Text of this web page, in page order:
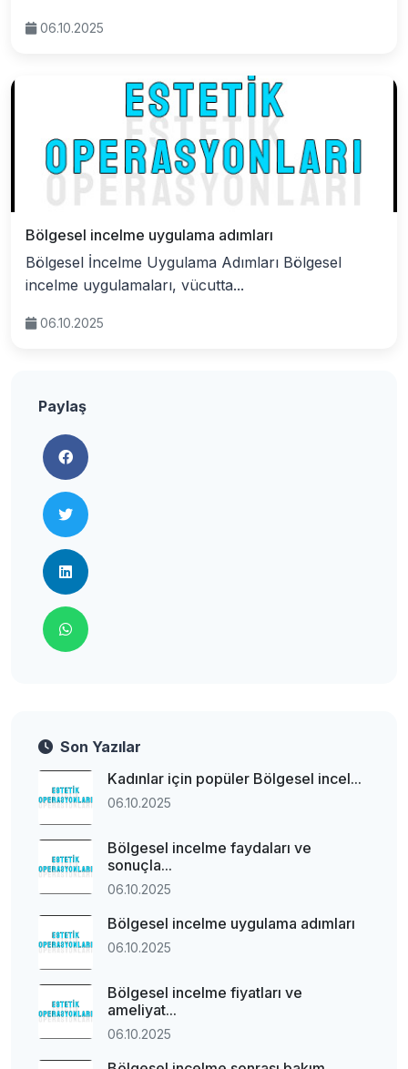
06.10.2025
Bölgesel incelme uygulama adımları
Bölgesel İncelme Uygulama Adımları Bölgesel
incelme uygulamaları, vücutta...
06.10.2025
Paylaş
Son Yazılar
Kadınlar için popüler Bölgesel incel...
06.10.2025
Bölgesel incelme faydaları ve
sonuçla...
06.10.2025
Bölgesel incelme uygulama adımları
06.10.2025
Bölgesel incelme fiyatları ve
ameliyat...
06.10.2025